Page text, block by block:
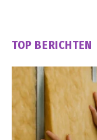
TOP BERICHTEN